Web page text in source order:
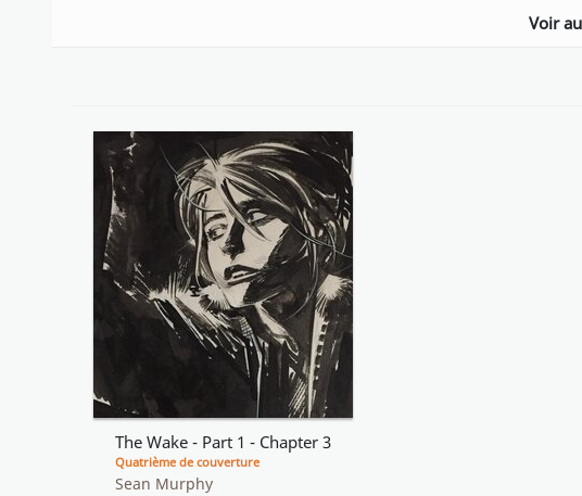
Voir
The Wake - Part 1 - Chapter 3
Quatrième de couverture
Sean Murphy